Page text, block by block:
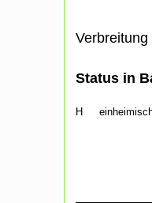
Status in
H